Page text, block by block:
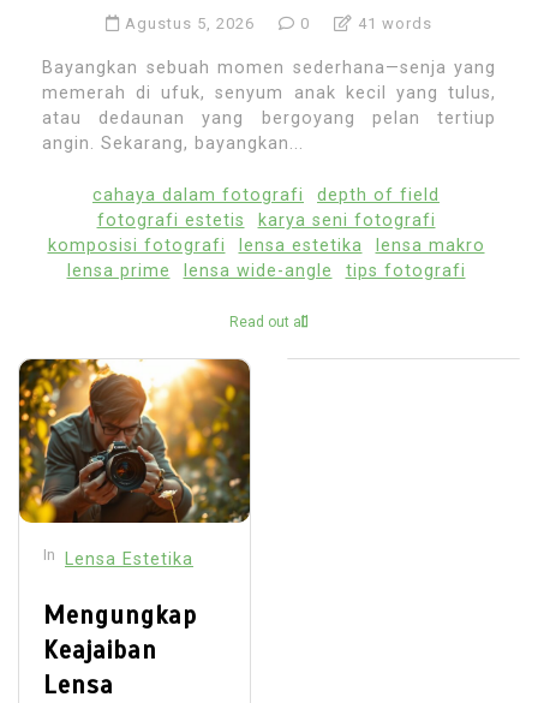
Agustus 5, 2026 0 41 words
Bayangkan sebuah momen sederhana—senja yang
memerah di ufuk, senyum anak kecil yang tulus,
atau dedaunan yang bergoyang pelan tertiup
angin. Sekarang, bayangkan...
cahaya dalam fotografi
depth of field
fotografi estetis
karya seni fotografi
komposisi fotografi
lensa estetika
lensa makro
lensa prime
lensa wide-angle tips fotografi
Read out all
In Lensa Estetika
Mengungkap
Keajaiban
Lensa